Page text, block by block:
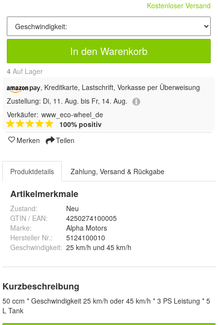
Kostenloser Versand
In den Warenkorb
4 Auf Lager
, Kreditkarte, Lastschrift, Vorkasse per Überweisung
Zustellung: Di, 11. Aug. bis Fr, 14. Aug.
Verkäufer: www_eco-wheel_de
100% positiv
Merken
Teilen
Produktdetails Zahlung, Versand & Rückgabe
Artikelmerkmale
Zustand:
Neu
GTIN / EAN:
4250274100005
Marke:
Alpha Motors
Hersteller Nr.:
5124100010
Geschwindigkeit: 25 km/h und 45 km/h
Kurzbeschreibung
50 ccm * Geschwindigkeit 25 km/h oder 45 km/h * 3 PS Leistung * 5
L Tank